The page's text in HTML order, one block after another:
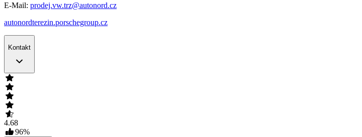
E-Mail: prodej.vw.trz@autonord.cz
autonordterezin.porschegroup.cz
Kontakt
4.68
96%